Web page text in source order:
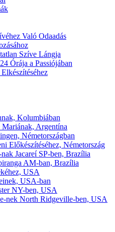
Való Odaadás
Szíve Lángja
Órája a Passiójában
Kolumbiában
Argentína
Németországban
Előkészítéséhez, Németország
Jacareí SP-ben, Brazília
AM-ban, Brazília
USA
USA-ban
NY-ben, USA
nek North Ridgeville-ben, USA